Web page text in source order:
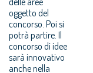
oggetto del
concorso. Poi si
potrà partire. Il
concorso di idee
sarà innovativo
anche nella